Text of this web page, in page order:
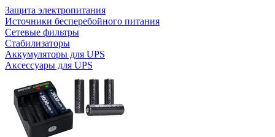
Защита электропитания
Источники бесперебойного питания
Сетевые фильтры
Стабилизаторы
Аккумуляторы для UPS
Аксессуары для UPS